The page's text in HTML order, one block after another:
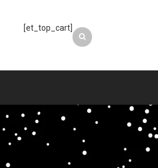
[et_top_cart]